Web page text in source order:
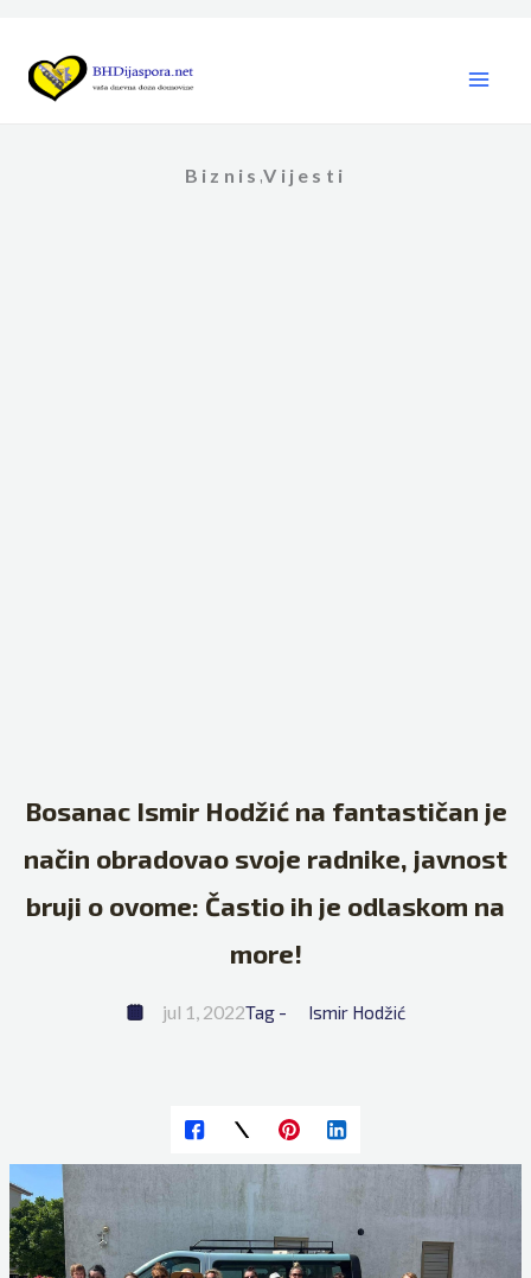
content
Biznis ,Vijesti
Bosanac Ismir Hodžić na fantastičan je
način obradovao svoje radnike, javnost
bruji o ovome: Častio ih je odlaskom na
more!
jul 1, 2022Tag - Ismir Hodžić